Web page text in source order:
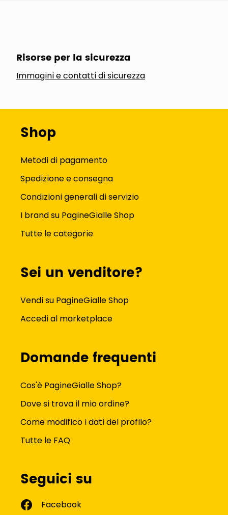
Risorse per la sicurezza
Immagini e contatti di sicurezza
Shop
Metodi di pagamento
Spedizione e consegna
Condizioni generali di servizio
I brand su PagineGialle Shop
Tutte le categorie
Sei un venditore?
Vendi su PagineGialle Shop
Accedi al marketplace
Domande frequenti
Cos'è PagineGialle Shop?
Dove si trova il mio ordine?
Come modifico i dati del profilo?
Tutte le FAQ
Seguici su